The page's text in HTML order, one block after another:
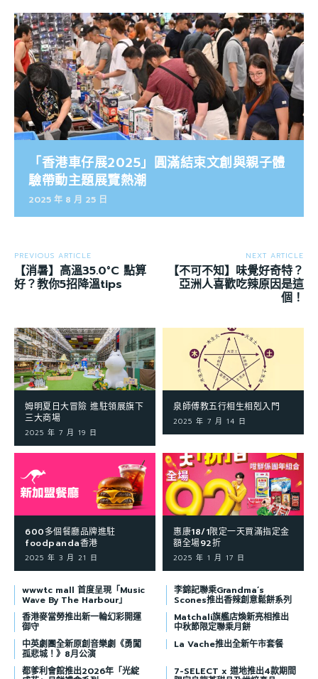
「香港車仔展2025」圓滿結束文創與親子體
驗帶動主題展覽熱潮
2025 年 8 月 25 日
PREVIOUS ARTICLE
【消暑】高溫35.0°C 點算
好？教你5招降溫tips
NEXT ARTICLE
【不可不知】味覺好奇特？
亞洲人喜歡吃辣原因是這
個！
姆明夏日大冒險 進駐領展旗下
三大商場
2025 年 7 月 19 日
泉師傅教五行相生相剋入門
2025 年 7 月 14 日
600多個餐廳品牌進駐
foodpanda香港
2025 年 3 月 21 日
惠康18/1限定一天買滿指定金
額全場92折
2025 年 1 月 17 日
wwwtc mall 首度呈現「Music
Wave By The Harbour」
李錦記聯乘Grandma’s
Scones推出香辣創意鬆餅系列
香港麥當勞推出新一輪幻彩開運
御守
Matchali旗艦店煥新亮相推出
中秋節限定聯乘月餅
中英劇團全新原創音樂劇《勇闖
孤悲城！》8月公演
La Vache推出全新午市套餐
都爹利會館推出2026年「光綻 7-SELECT x 道地推出4款期間